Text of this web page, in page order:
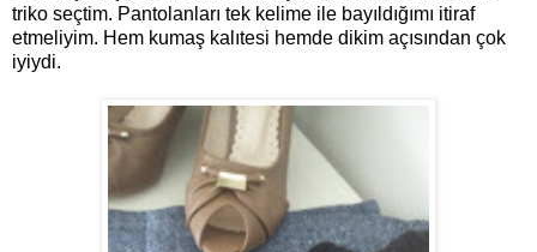
triko seçtim. Pantolanları tek kelime ile bayıldığımı itiraf
etmeliyim. Hem kumaş kalıtesi hemde dikim açısından çok
iyiydi.